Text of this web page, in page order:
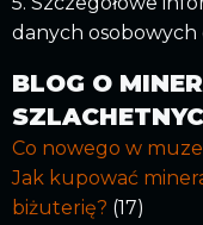
danych osobowych
BLOG O
Co nowego w
Jak kupować
biżuterię? (17)